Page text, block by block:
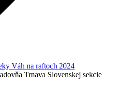
Váh na raftoch 2024
Trnava Slovenskej sekcie